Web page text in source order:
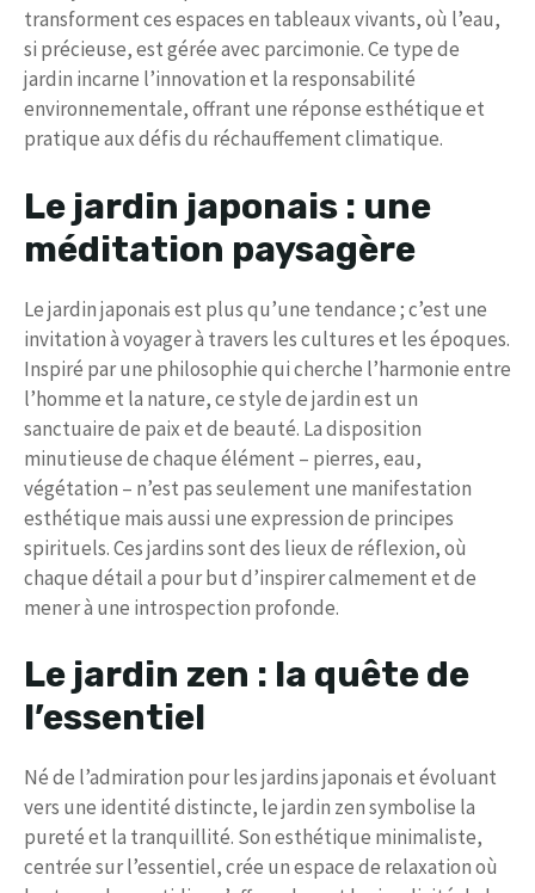
transforment ces espaces en tableaux vivants, où l’eau,
si précieuse, est gérée avec parcimonie. Ce type de
jardin incarne l’innovation et la responsabilité
environnementale, offrant une réponse esthétique et
pratique aux défis du réchauffement climatique.
Le jardin japonais : une
méditation paysagère
Le jardin japonais est plus qu’une tendance ; c’est une
invitation à voyager à travers les cultures et les époques.
Inspiré par une philosophie qui cherche l’harmonie entre
l’homme et la nature, ce style de jardin est un
sanctuaire de paix et de beauté. La disposition
minutieuse de chaque élément – pierres, eau,
végétation – n’est pas seulement une manifestation
esthétique mais aussi une expression de principes
spirituels. Ces jardins sont des lieux de réflexion, où
chaque détail a pour but d’inspirer calmement et de
mener à une introspection profonde.
Le jardin zen : la quête de
l’essentiel
Né de l’admiration pour les jardins japonais et évoluant
vers une identité distincte, le jardin zen symbolise la
pureté et la tranquillité. Son esthétique minimaliste,
centrée sur l’essentiel, crée un espace de relaxation où